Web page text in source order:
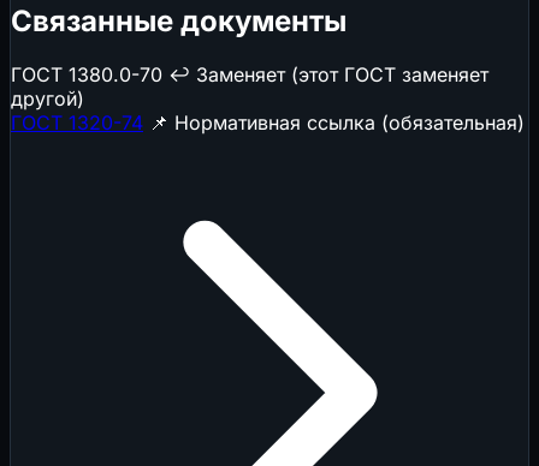
Связанные документы
ГОСТ 1380.0-70 ↩️ Заменяет (этот ГОСТ заменяет
другой)
ГОСТ 1320-74 📌 Нормативная ссылка (обязательная)